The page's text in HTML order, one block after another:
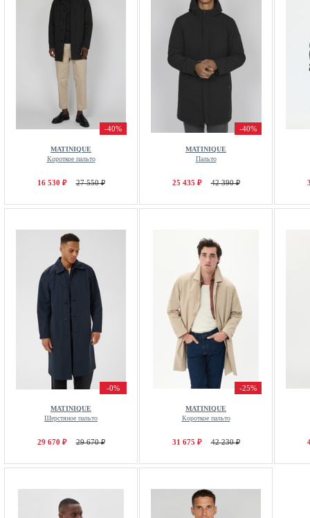
-40%
MATINIQUE
Короткое пальто
16 530 ₽ 27 550 ₽
-40%
MATINIQUE
Пальто
25 435 ₽ 42 390 ₽
-0%
MATINIQUE
Шерстяное пальто
29 670 ₽ 29 670 ₽
-25%
MATINIQUE
Короткое пальто
31 675 ₽ 42 230 ₽